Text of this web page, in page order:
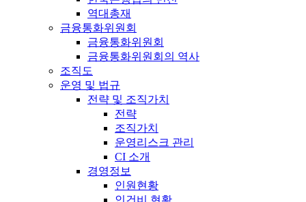
역대총재
금융통화위원회
금융통화위원회
금융통화위원회의 역사
조직도
운영 및 법규
전략 및 조직가치
전략
조직가치
운영리스크 관리
CI 소개
경영정보
인원현황